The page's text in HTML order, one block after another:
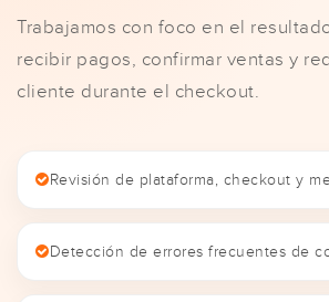
Trabajamos con foco en el
recibir pagos, confirmar ventas y
cliente durante el checkout.
Revisión de plataforma, checkout y
Detección de errores frecuentes de